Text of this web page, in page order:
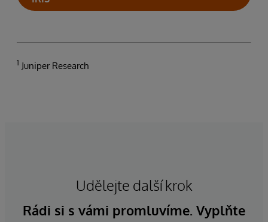
1 Juniper Research
Udělejte další krok
Rádi si s vámi promluvíme. Vyplňte